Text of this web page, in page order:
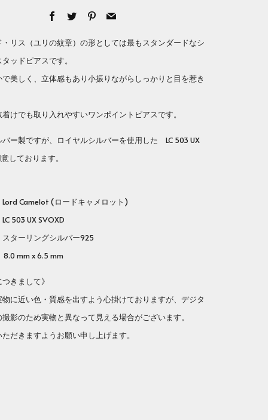
Facebook
TwitterPinterest
Email
リス（ユリの紋章）の形としては最もスタンダードなシ
ッドピアスです。
美しく、立体感もあり小振りながらしっかりと目を惹き
けでも取り入れやすいワンポイントピアスです。
ー製ですが、ロイヤルシルバーを使用した LC 503 UX
しております。
Camelot (ロードキャメロット)
LC 503 UX SVOXD
リングシルバー925
mm x 6.5 mm
きまして》
に近い色・質感を出すよう心掛けておりますが、デジタ
影のため実物と異なって見える場合がございます。
だきますようお願い申し上げます。